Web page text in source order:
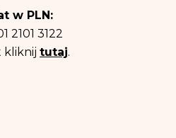
danych oraz prawo ich
przetwarzania, prawo do przenoszenia
prawo do przenoszenia danych.
uznania, iż przetwarzanie danych
do zrealizowania ww. celów.
w PLN:
2101 3122
kliknij tutaj.